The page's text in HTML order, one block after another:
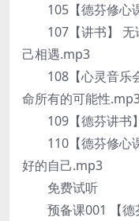
105【德芬修心
107【讲书】 无
己相遇.mp3
108【心灵音乐会
命所有的可能性
109【德芬讲书
110【德芬修心课
好的自己.mp3
免费试听
预备课001 【德